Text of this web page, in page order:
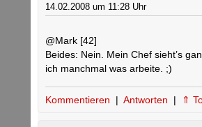
14.02.2008 um 11:28 Uhr
@Mark [42]
Beides: Nein. Mein Chef sieht’s
ich manchmal was arbeite. ;)
Kommentieren | Antworten | ⇑